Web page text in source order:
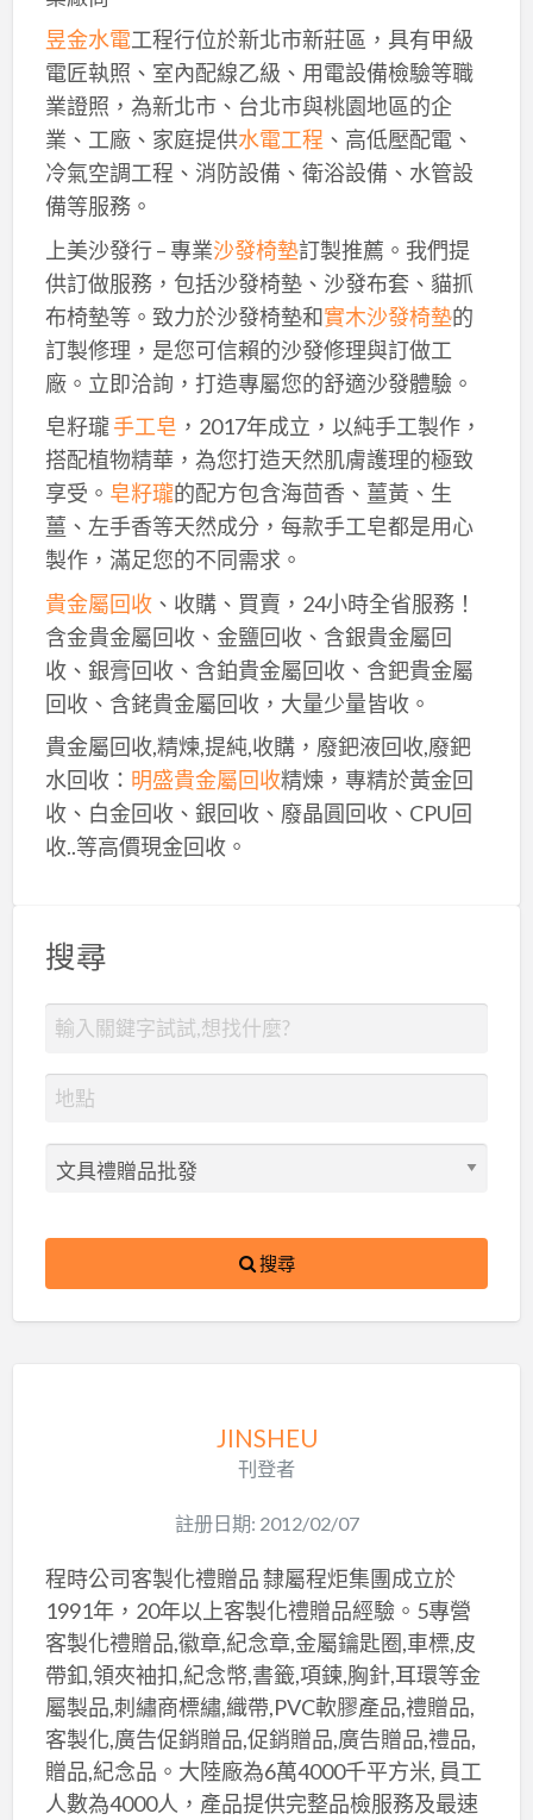
昱金水電工程行位於新北市新莊區，具有甲級
電匠執照、室內配線乙級、用電設備檢驗等職
業證照，為新北市、台北市與桃園地區的企
業、工廠、家庭提供水電工程 、高低壓配電、
冷氣空調工程、消防設備、衛浴設備、水管設
備等服務。
上美沙發行 – 專業沙發椅墊訂製推薦。我們提
供訂做服務，包括沙發椅墊、沙發布套、貓抓
布椅墊等。致力於沙發椅墊和實木沙發椅墊的
訂製修理，是您可信賴的沙發修理與訂做工
廠。立即洽詢，打造專屬您的舒適沙發體驗。
皂籽瓏手工皂 ，2017年成立，以純手工製作，
搭配植物精華，為您打造天然肌膚護理的極致
享受。 皂籽瓏的配方包含海茴香、薑黃、生
薑、左手香等天然成分，每款手工皂都是用心
製作，滿足您的不同需求。
貴金屬回收、收購、買賣，24小時全省服務！
含金貴金屬回收、金鹽回收、含銀貴金屬回
收、銀膏回收、含鉑貴金屬回收、含鈀貴金屬
回收、含銠貴金屬回收，大量少量皆收。
貴金屬回收,精煉,提純,收購，廢鈀液回收,廢鈀
水回收： 明盛貴金屬回收精煉，專精於黃金回
收、白金回收、銀回收、廢晶圓回收、CPU回
收..等高價現金回收。
搜尋
搜尋
JINSHEU
刊登者
註册日期: 2012/02/07
程時公司客製化禮贈品 隸屬程炬集團成立於
1991年，20年以上客製化禮贈品經驗。5專營
客製化禮贈品,徽章,紀念章,金屬鑰匙圈,車標,皮
帶釦,領夾袖扣,紀念幣,書籤,項鍊,胸針,耳環等金
屬製品,刺繡商標繡,織帶,PVC軟膠產品,禮贈品,
客製化,廣告促銷贈品,促銷贈品,廣告贈品,禮品,
贈品,紀念品。大陸廠為6萬4000千平方米, 員工
人數為4000人，產品提供完整品檢服務及最速